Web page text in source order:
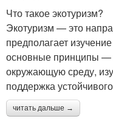
Что такое экотуризм?
Экотуризм — это
предполагает
основные принципы —
окружающую среду,
поддержка
читать дальше →